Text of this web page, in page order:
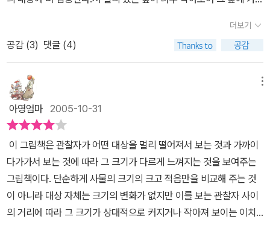
이 참 기발하다. 그냥 멀리있는건 작게보이는거야라는 말은 얼마나
멋대가리 없는가? 근데 그런 어려운 원근법을 이 책은 참 참신하게
보여주고 있다. 도심에 살다보니 사실 아이들은 멀리 있는게 작게 보
인다는 실감을 잘 못한다. 뭐든지 높은 건물에 가려 작게 보여야 할게
아예 안보이니.... 그리고 이런것들을 신경써서 얘기해줘야겠다는 생
각조차 사실 해본적이 없다.이 책을 처음 보여줬을 때 예린이는 별 관
심이 없었다. 이 책의 상황설정이 이해가 안가는듯... 도대체 무슨 얘
기야 하는 식으로 쳐다보고는 그 뿐...그래도 잘보이는데 책을 계속 놔
뒀더니 다른 책 보면서 한번씩 들춰보는 것 같더니 한번은 다시 읽어
달랜다. 몇번을 그러더니 '아 멀리있으면 작게 보이는거야 엄마? 사실
은 동물친구들이 없어지는게 아니고 멀어서 잘 안보이는거지? 아!!
그렇구나~~아~~' 그 이후로 예린이와 밖에 나가면 '예린아 저 멀리
더보기
공감 (3) 댓글 (4)
아영엄마 2005-10-31
이 그림책은 관찰자가 어떤 대상을 멀리 떨어져서 보는 것과 가까이
다가가서 보는 것에 따라 그 크기가 다르게 느껴지는 것을 보여주는
그림책이다. 단순하게 사물의 크기의 크고 적음만을 비교해 주는 것
이 아니라 대상 자체는 크기의 변화가 없지만 이를 보는 관찰자 사이
의 거리에 따라 그 크기가 상대적으로 커지거나 작아져 보이는 이치